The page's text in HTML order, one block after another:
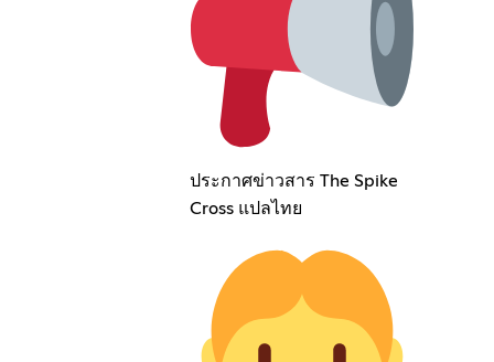
ประกาศข่าวสาร The Spike
Cross แปลไทย